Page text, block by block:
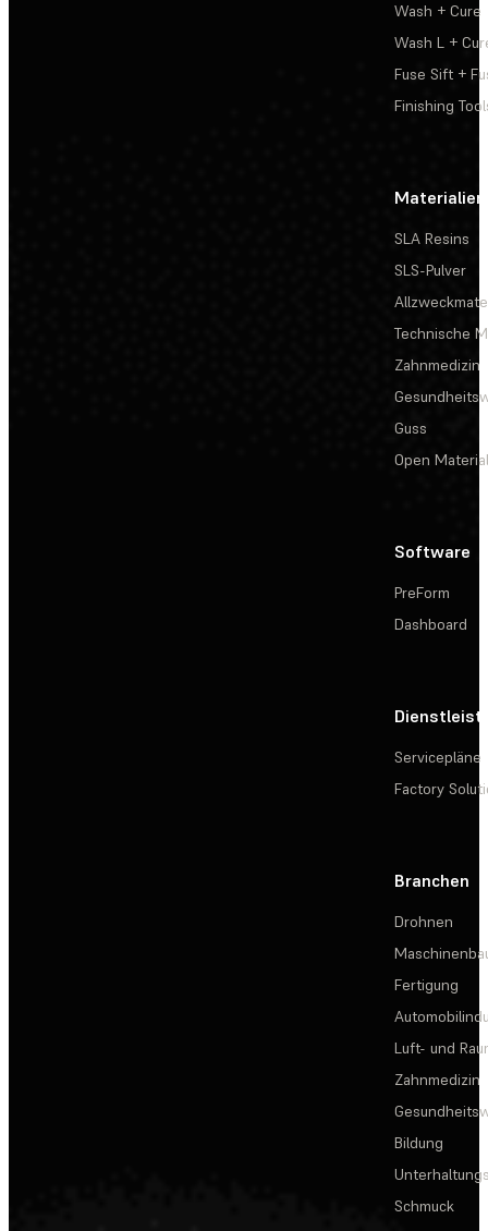
Wash + Cure
Wash L +
Fuse Sift +
Finishing
Materialien
SLA Resins
SLS-Pulver
Technische
Zahnmedizin
Guss
Open
Software
PreForm
Dashboard
Servicepläne
Factory
Branchen
Drohnen
Fertigung
Luft- und
Zahnmedizin
Bildung
Schmuck